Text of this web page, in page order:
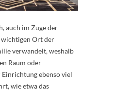
auch im Zuge der
Ort der
verwandelt, weshalb
Raum oder
ebenso viel
wie etwa das